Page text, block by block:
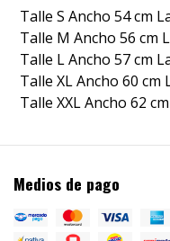
Talle S Ancho 54 cm
Talle M Ancho 56 cm
Talle L Ancho 57 cm
Talle XL Ancho 60 cm
Talle XXL Ancho 62
Medios de pago